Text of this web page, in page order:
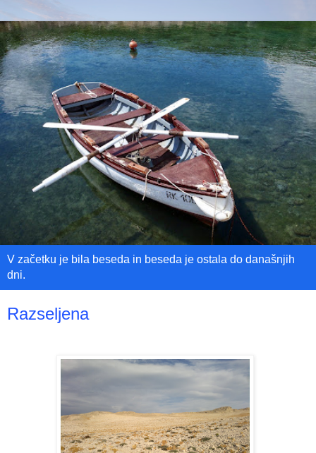
V začetku je bila beseda in beseda je ostala do današnjih
dni.
Razseljena